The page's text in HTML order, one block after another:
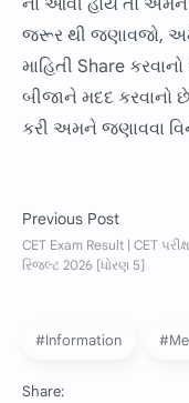
જરૂર થી જણાવજો, અમે
માહિતી Share
બીજાને મદદ કરવાનો
કરી અમને જણાવવા
#Information